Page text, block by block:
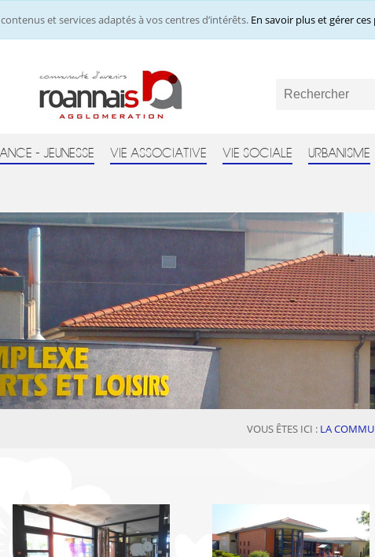
et services adaptés à vos centres d’intérêts. En savoir plus et gérer
- JEUNESSE VIE ASSOCIATIVE VIE SOCIALE URBANISME
VOUS ÊTES ICI : LA